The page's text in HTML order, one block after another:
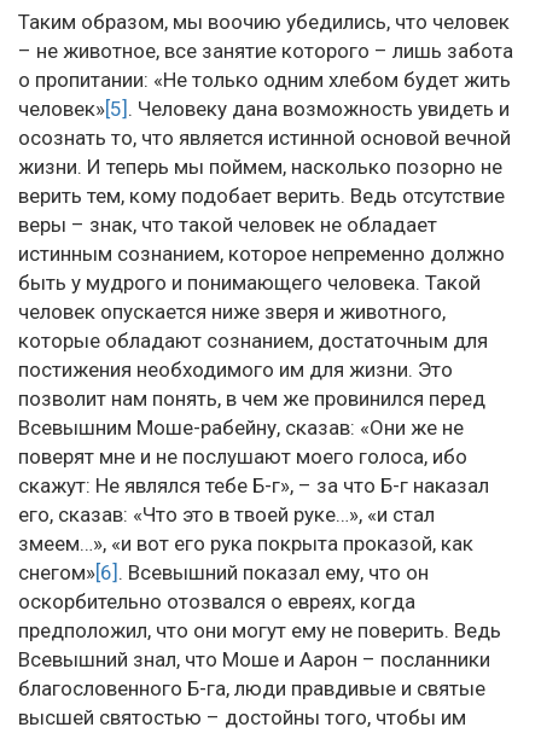
Таким образом, мы воочию убедились, что человек
– не животное, все занятие которого – лишь забота
о пропитании: «Не только одним хлебом будет жить
человек»[5] . Человеку дана возможность увидеть и
осознать то, что является истинной основой вечной
жизни. И теперь мы поймем, насколько позорно не
верить тем, кому подобает верить. Ведь отсутствие
веры – знак, что такой человек не обладает
истинным сознанием, которое непременно должно
быть у мудрого и понимающего человека. Такой
человек опускается ниже зверя и животного,
которые обладают сознанием, достаточным для
постижения необходимого им для жизни. Это
позволит нам понять, в чем же провинился перед
Всевышним Моше-рабейну, сказав: «Они же не
поверят мне и не послушают моего голоса, ибо
скажут: Не являлся тебе Б-г», – за что Б-г наказал
его, сказав: «Что это в твоей руке…», «и стал
змеем…», «и вот его рука покрыта проказой, как
снегом»[6] . Всевышний показал ему, что он
оскорбительно отозвался о евреях, когда
предположил, что они могут ему не поверить. Ведь
Всевышний знал, что Моше и Аарон – посланники
благословенного Б-га, люди правдивые и святые
высшей святостью – достойны того, чтобы им